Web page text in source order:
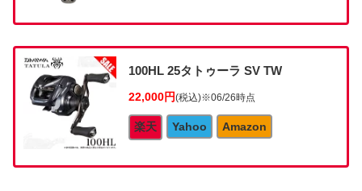
100HL 25タトゥーラ SV TW
22,000円(税込)※06/26時点
楽天 Yahoo Amazon